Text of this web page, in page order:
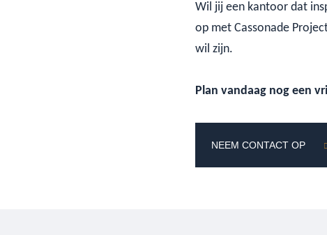
Wil jij een kantoor dat
op met Cassonade
wil zijn.
Plan vandaag nog een
NEEM CONTACT OP